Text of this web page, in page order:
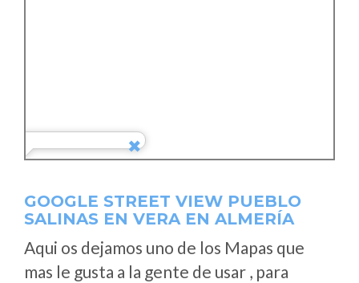
GOOGLE STREET VIEW PUEBLO
SALINAS EN VERA EN ALMERÍA
Aqui os dejamos uno de los Mapas que
mas le gusta a la gente de usar , para